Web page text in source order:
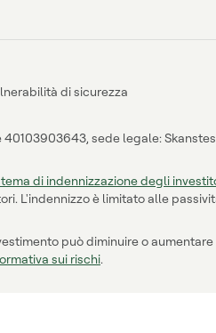
di sicurezza
sede legale:
di indennizzazione degli
L'indennizzo è limitato alle
può diminuire o
sui rischi.